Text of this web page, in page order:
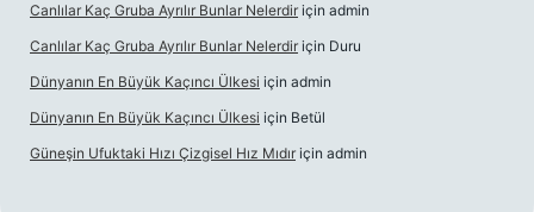
Canlılar Kaç Gruba Ayrılır Bunlar Nelerdir için admin
Canlılar Kaç Gruba Ayrılır Bunlar Nelerdir için Duru
Dünyanın En Büyük Kaçıncı Ülkesi için admin
Dünyanın En Büyük Kaçıncı Ülkesi için Betül
Güneşin Ufuktaki Hızı Çizgisel Hız Mıdır için admin